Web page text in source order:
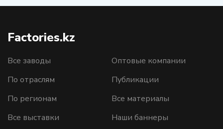
Factories.kz
Все заводы
По отраслям
По регионам
Все выставки
Оптовые компании
Публикации
Все материалы
Наши баннеры